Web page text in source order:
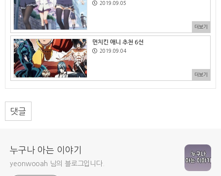
2019.09.05
더보기
먼치킨 애니 추천 6선
2019.09.04
더보기
댓글
누구나 아는 이야기
yeonwooah 님의 블로그입니다.